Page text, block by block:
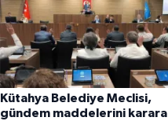
Kütahya Belediye Meclisi,
gündem maddelerini karara